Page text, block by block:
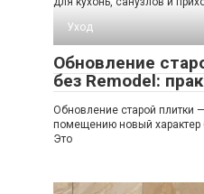
Уход
Обновление
без Remodel:
Обновление старой плитки
помещению новый характер
Это